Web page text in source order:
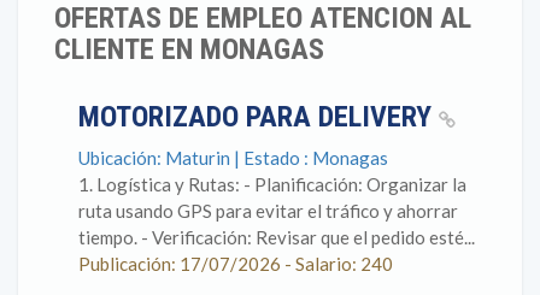
OFERTAS DE EMPLEO ATENCION AL
CLIENTE EN MONAGAS
MOTORIZADO PARA DELIVERY
Ubicación: Maturin | Estado : Monagas
1. Logística y Rutas: - Planificación: Organizar la
ruta usando GPS para evitar el tráfico y ahorrar
tiempo. - Verificación: Revisar que el pedido esté...
Publicación: 17/07/2026 - Salario: 240